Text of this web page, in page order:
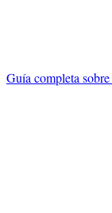
Guía completa sobre